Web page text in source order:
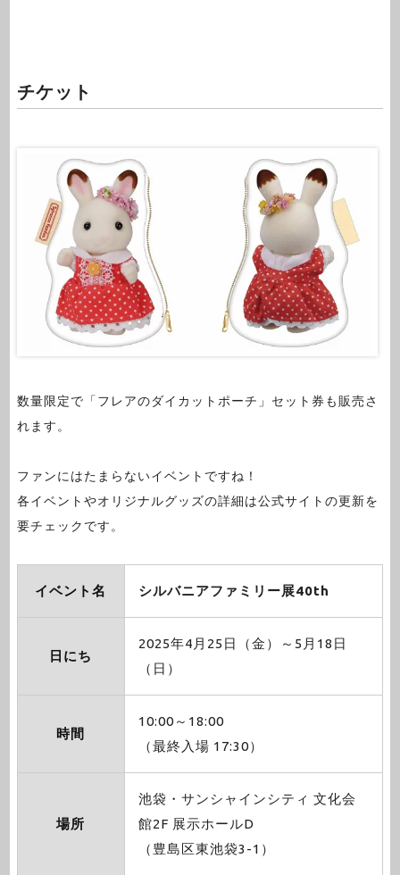
チケット
数量限定で「フレアのダイカットポーチ」セット券も販売さ
れます。
ファンにはたまらないイベントですね！
各イベントやオリジナルグッズの詳細は公式サイトの更新を
要チェックです。
イベント名 シルバニアファミリー展40th
日にち
2025年4月25日（金）～5月18日
（日）
時間
10:00～18:00
（最終入場 17:30）
場所
池袋・サンシャインシティ 文化会
館2F 展示ホールD
（豊島区東池袋3-1）